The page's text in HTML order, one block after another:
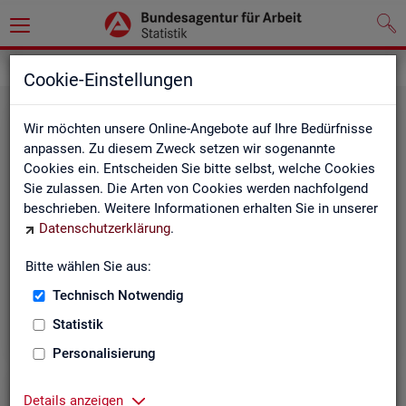
Cookie-Einstellungen
Wir möchten unsere Online-Angebote auf Ihre Bedürfnisse
anpassen. Zu diesem Zweck setzen wir sogenannte
Cookies ein. Entscheiden Sie bitte selbst, welche Cookies
Sie zulassen. Die Arten von Cookies werden nachfolgend
beschrieben. Weitere Informationen erhalten Sie in unserer
Datenschutzerklärung.
Bitte wählen Sie aus:
Technisch Notwendig
Statistik
Personalisierung
Details anzeigen
Me­tho­di­sche Hin­wei­se
Hintergrundinformationen und methodische Hinweise
zu den Fachstatistiken und weiteren Themen, z. B. zur